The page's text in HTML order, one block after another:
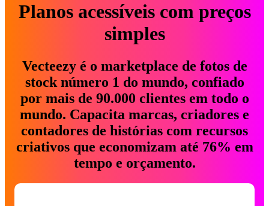
Planos acessíveis com preços
simples
Vecteezy é o marketplace de fotos de
stock número 1 do mundo, confiado
por mais de 90.000 clientes em todo o
mundo. Capacita marcas, criadores e
contadores de histórias com recursos
criativos que economizam até 76% em
tempo e orçamento.